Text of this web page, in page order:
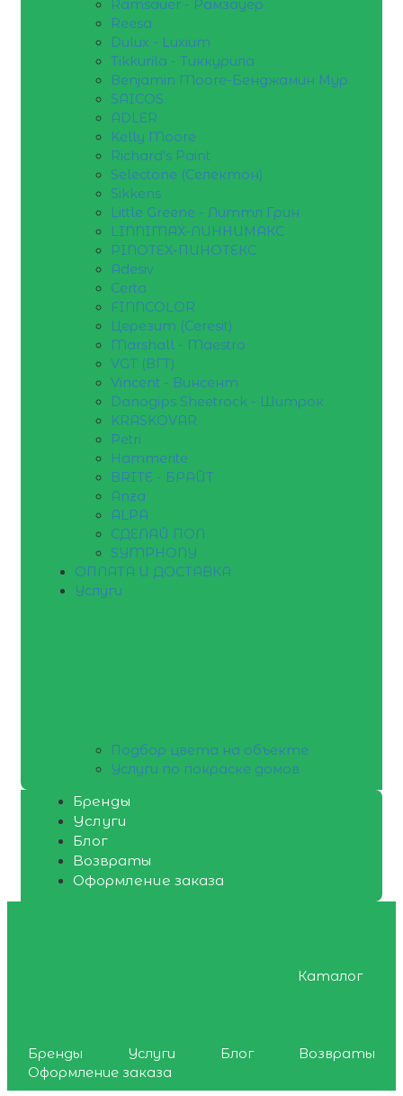
Ramsauer - Рамзауер
Reesa
Dulux - Luxium
Tikkurila - Тиккурила
Benjamin Moore-Бенджамин Мур
SAICOS
ADLER
Kelly Moore
Richard's Paint
Selectone (Селектон)
Sikkens
Little Greene - Литтл Грин
LINNIMAX-ЛИННИМАКС
PINOTEX-ПИНОТЕКС
Adesiv
Certa
FINNCOLOR
Церезит (Ceresit)
Marshall - Maestro
VGT (ВГТ)
Vincent - Винсент
Danogips Sheetrock - Шитрок
KRASKOVAR
Petri
Hammerite
BRITE - БРАЙТ
Anza
ALPA
СДЕЛАЙ ПОЛ
SYMPHONY
ОПЛАТА И ДОСТАВКА
Услуги
Подбор цвета на объекте
Услуги по покраске домов
Бренды
Услуги
Блог
Возвраты
Оформление заказа
Каталог
Бренды Услуги Блог
Возвраты
Оформление заказа